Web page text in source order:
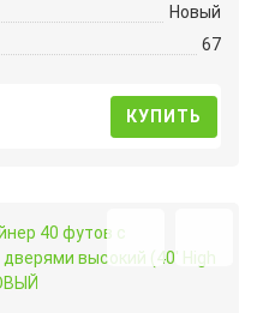
Новый
67
КУПИТЬ